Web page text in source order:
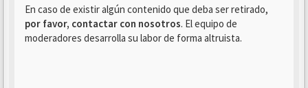
En caso de existir algún contenido que deba ser retirado,
por favor, contactar con nosotros. El equipo de
moderadores desarrolla su labor de forma altruista.